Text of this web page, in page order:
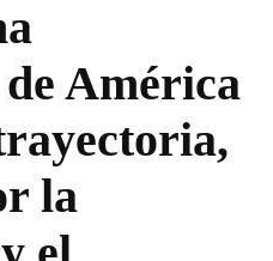
América
la